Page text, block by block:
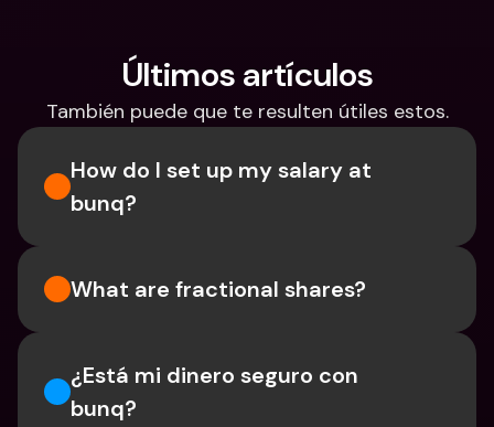
Últimos artículos
También puede que te resulten útiles estos.
How do I set up my salary at
bunq?
What are fractional shares?
¿Está mi dinero seguro con
bunq?